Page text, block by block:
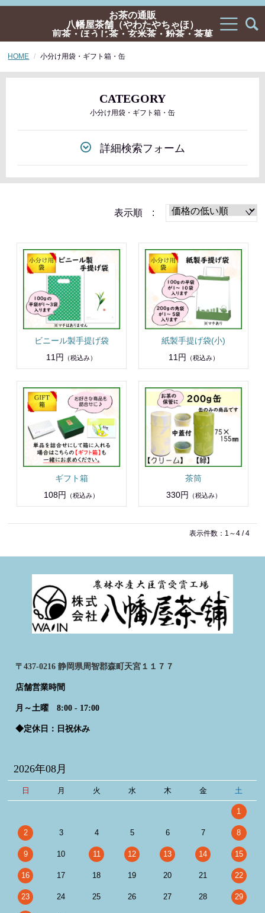
お茶の通販
八幡屋茶舗（やわたやちゃほ）
煎茶・ほうじ茶・玄米茶・粉茶・茶菓
子・ギフトの通販
HOME 小分け用袋・ギフト箱・缶
CATEGORY
小分け用袋・ギフト箱・缶
詳細検索フォーム
表示順 :
ビニール製手提げ袋
11円
（税込み）
紙製手提げ袋(小)
11円
（税込み）
ギフト箱
108円
（税込み）
茶筒
330円
（税込み）
表示件数：1～4 / 4
〒437-0216 静岡県周智郡森町天宮１１７７
店舗営業時間
月～土曜 8:00 - 17:00
◆定休日：日祝休み
2026年08月
日 月 火 水 木 金 土
1
2 3 4 5 6 7 8
9 10 11 12 13 14 15
16 17 18 19 20 21 22
23 24 25 26 27 28 29